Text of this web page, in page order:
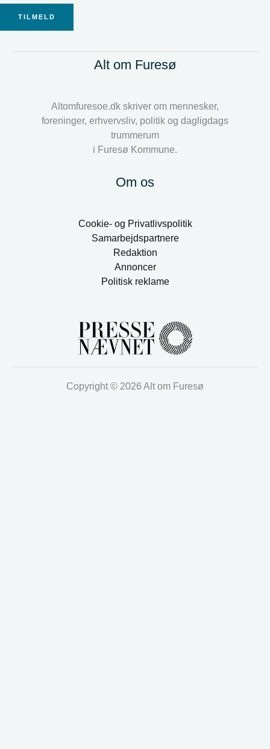
TILMELD
Alt om Furesø
Altomfuresoe.dk skriver om mennesker,
foreninger, erhvervsliv, politik og dagligdags
trummerum
i Furesø Kommune.
Om os
Cookie- og Privatlivspolitik
Samarbejdspartnere
Redaktion
Annoncer
Politisk reklame
Copyright © 2026 Alt om Furesø